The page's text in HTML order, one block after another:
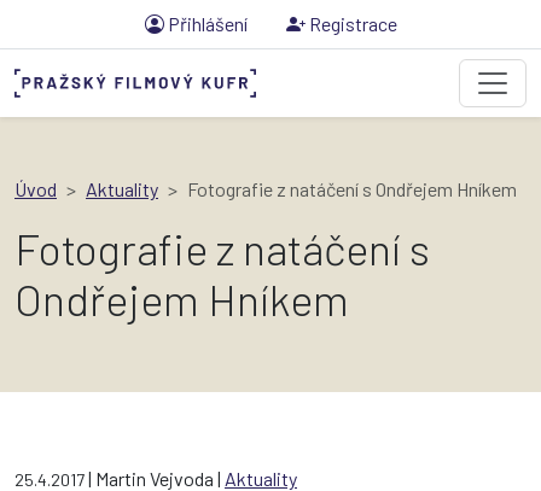
Přihlášení Registrace
Úvod Aktuality Fotografie z natáčení s Ondřejem Hníkem
Fotografie z natáčení s
Ondřejem Hníkem
25.4.2017| Martin Vejvoda | Aktuality